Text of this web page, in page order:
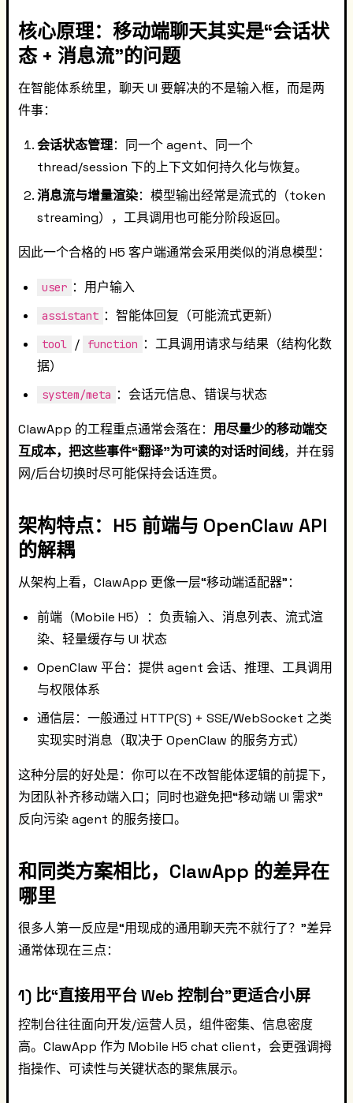
核心原理：移动端聊天其实是“会话状
态 + 消息流”的问题
在智能体系统里，聊天 UI 要解决的不是输入框，而是两
件事：
会话状态管理：同一个 agent、同一个
thread/session 下的上下文如何持久化与恢复。
消息流与增量渲染：模型输出经常是流式的（token
streaming），工具调用也可能分阶段返回。
因此一个合格的 H5 客户端通常会采用类似的消息模型：
user ：用户输入
assistant ：智能体回复（可能流式更新）
tool / function ：工具调用请求与结果（结构化数
据）
system/meta ：会话元信息、错误与状态
ClawApp 的工程重点通常会落在： 用尽量少的移动端交
互成本，把这些事件“翻译”为可读的对话时间线，并在弱
网/后台切换时尽可能保持会话连贯。
架构特点：H5 前端与 OpenClaw API
的解耦
从架构上看，ClawApp 更像一层“移动端适配器”：
前端（Mobile H5）：负责输入、消息列表、流式渲
染、轻量缓存与 UI 状态
OpenClaw 平台：提供 agent 会话、推理、工具调用
与权限体系
通信层：一般通过 HTTP(S) + SSE/WebSocket 之类
实现实时消息（取决于 OpenClaw 的服务方式）
这种分层的好处是：你可以在不改智能体逻辑的前提下，
为团队补齐移动端入口；同时也避免把“移动端 UI 需求”
反向污染 agent 的服务接口。
和同类方案相比，ClawApp 的差异在
哪里
很多人第一反应是“用现成的通用聊天壳不就行了？”差异
通常体现在三点：
1) 比“直接用平台 Web 控制台”更适合小屏
控制台往往面向开发/运营人员，组件密集、信息密度
高。ClawApp 作为 Mobile H5 chat client，会更强调拇
指操作、可读性与关键状态的聚焦展示。